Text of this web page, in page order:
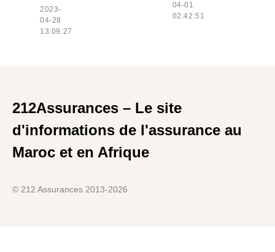
2023-
04-28
13:09:27
04-01
02:42:51
212Assurances – Le site
d'informations de l'assurance au
Maroc et en Afrique
© 212 Assurances 2013-2026